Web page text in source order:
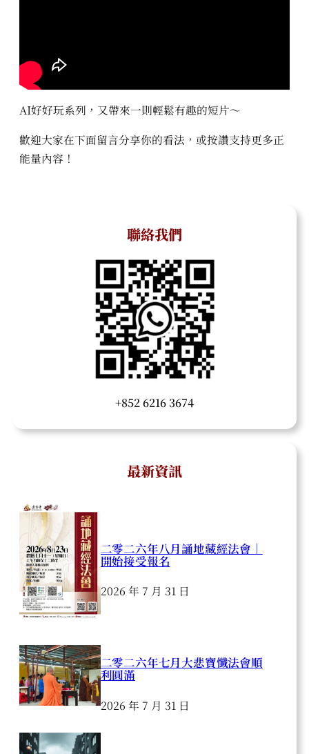
AI好好玩系列，又帶來一則輕鬆有趣的短片～
歡迎大家在下面留言分享你的看法，或按讚支持更多正
能量內容！
聯絡我們
+852 6216 3674
最新資訊
二零二六年八月誦地藏經法會｜
開始接受報名
2026 年 7 月 31 日
二零二六年七月大悲寶懺法會順
利圓滿
2026 年 7 月 31 日